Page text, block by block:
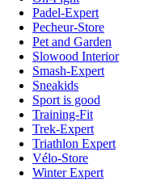
Padel-Expert
Pecheur-Store
Pet and Garden
Slowood Interior
Smash-Expert
Sneakids
Sport is good
Training-Fit
Trek-Expert
Triathlon Expert
Vélo-Store
Winter Expert